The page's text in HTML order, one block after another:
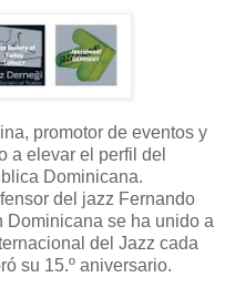
promotor de eventos y
a elevar el perfil del
Dominicana.
del jazz Fernando
Dominicana se ha unido a
del Jazz cada
su 15.º aniversario.